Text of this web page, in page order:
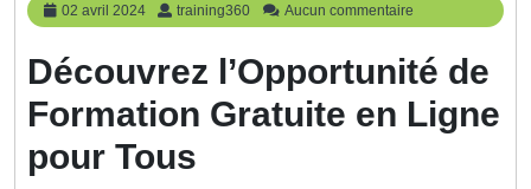
02 avril 2024
02
avril
training360 training360
Aucun commentaire
Découvrez l’Opportunité de
Formation Gratuite en Ligne
pour Tous